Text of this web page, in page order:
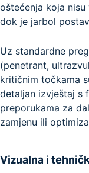
oštećenja koja
dok je jarbol
Uz standardne
(penetrant,
kritičnim točkama
detaljan izvještaj s
preporukama za
zamjenu ili
Vizualna i